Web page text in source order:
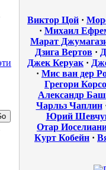
Виктор Цой ·
· Михаил
Марат
Дзига Вертов ·
Джек Керуак ·
· Мис ван дер
Грегори Корсо
Александр
Чарльз Чаплин
Юрий
Отар
Курт Кобейн ·